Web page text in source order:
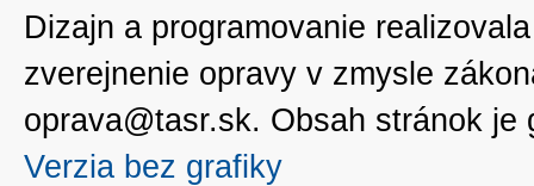
Dizajn a programovanie
zverejnenie opravy v zmysle
oprava@tasr.sk. Obsah stránok
Verzia bez grafiky